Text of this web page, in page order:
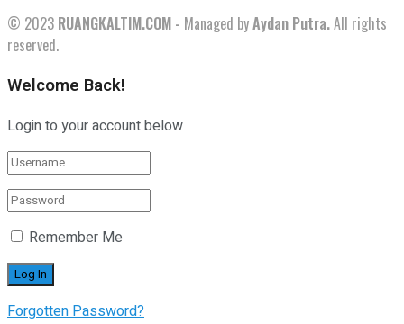
© 2023 RUANGKALTIM.COM - Managed byAydan Putra.All rights
reserved.
Welcome Back!
Login to your account below
Remember Me
Forgotten Password?